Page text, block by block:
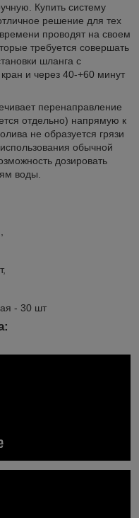
Купить систему
решение для тех
проводят на своем
требуется совершать
шланга с
и через 40-+60 минут
перенаправление
отдельно) напрямую к
не образуется грязи
обычной
дозировать
воды.
- 30 шт